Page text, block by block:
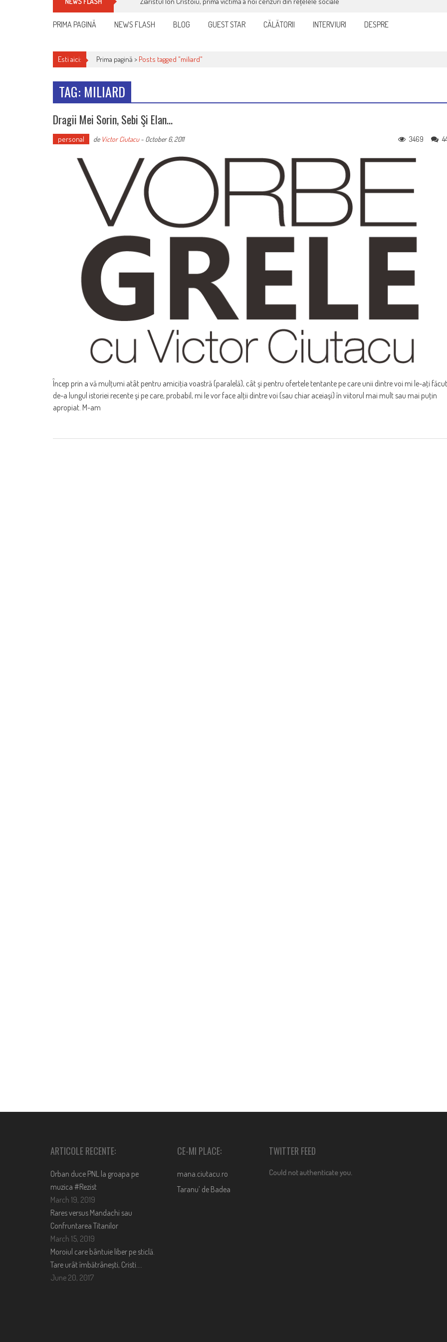
PRIMA PAGINĂ NEWS FLASH BLOG GUEST STAR CĂLĂTORII INTERVIURI DESPRE
Esti aici: Prima pagină > Posts tagged "miliard"
TAG: MILIARD
Dragii Mei Sorin, Sebi Şi Elan…
personal de Victor Ciutacu- October 6, 2011 3469
Încep prin a vă mulţumi atât pentru amiciţia voastră (paralelă), cât şi pentru ofertele tentante pe care unii dintre voi mi le-aţi făcut
de-a lungul istoriei recente şi pe care, probabil, mi le vor face alţii dintre voi (sau chiar aceiaşi) în viitorul mai mult sau mai puţin
apropiat. M-am
ARTICOLE RECENTE:
Orban duce PNL la groapa pe
muzica #Rezist
March 19, 2019
Rares versus Mandachi sau
Confruntarea Titanilor
March 15, 2019
Moroiul care bântuie liber pe sticlă.
Tare urât îmbătrânești, Cristi….
June 20, 2017
CE-MI PLACE:
mana.ciutacu.ro
Taranu’ de Badea
TWITTER FEED
Could not authenticate you.